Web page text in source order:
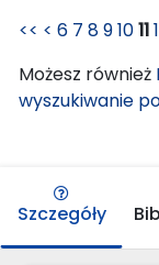
<< < 6 7 891011
Możesz również
wyszukiwanie
Szczegóły